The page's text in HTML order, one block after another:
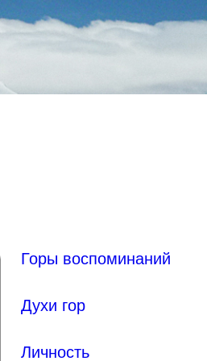
Горы воспоминаний
Духи гор
Личность